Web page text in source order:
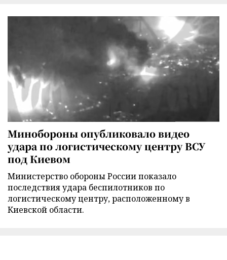
Минобороны опубликовало видео
удара по логистическому центру ВСУ
под Киевом
Министерство обороны России показало
последствия удара беспилотников по
логистическому центру, расположенному в
Киевской области.